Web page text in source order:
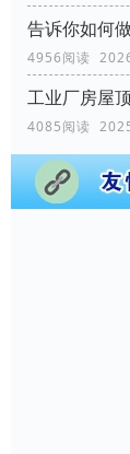
告诉你如何
4956阅读
4085阅读